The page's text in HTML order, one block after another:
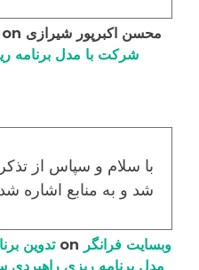
محسن اکبرپور شیرازی
شرکت با مدل برنامه
با سلام و سپاس از
شد و به منابع اشاره
وبسایت فرانگر
تدوین
مدل برنامه ریزي راهبردي